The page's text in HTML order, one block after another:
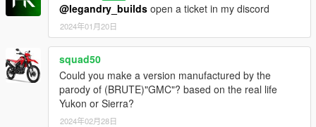
@legandry_builds open a ticket in my discord
2024年01月20日
squad50
Could you make a version manufactured by the
parody of (BRUTE)"GMC"? based on the real life
Yukon or Sierra?
2024年02月28日